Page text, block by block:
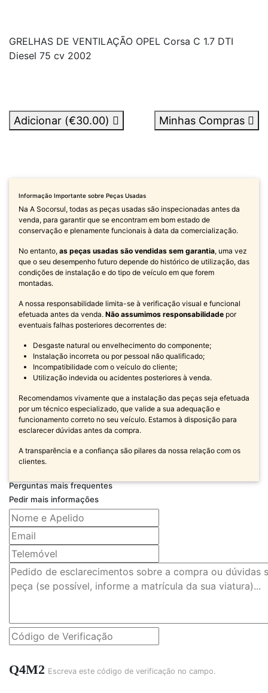
GRELHAS DE VENTILAÇÃO OPEL Corsa C 1.7 DTI
Diesel 75 cv 2002
Adicionar (€30.00) Minhas Compras
Informação Importante sobre Peças Usadas
Na A Socorsul, todas as peças usadas são inspecionadas antes da
venda, para garantir que se encontram em bom estado de
conservação e plenamente funcionais à data da comercialização.
No entanto, as peças usadas são vendidas sem garantia, uma vez
que o seu desempenho futuro depende do histórico de utilização, das
condições de instalação e do tipo de veículo em que forem
montadas.
A nossa responsabilidade limita-se à verificação visual e funcional
efetuada antes da venda. Não assumimos responsabilidade por
eventuais falhas posteriores decorrentes de:
Desgaste natural ou envelhecimento do componente;
Instalação incorreta ou por pessoal não qualificado;
Incompatibilidade com o veículo do cliente;
Utilização indevida ou acidentes posteriores à venda.
Recomendamos vivamente que a instalação das peças seja efetuada
por um técnico especializado, que valide a sua adequação e
funcionamento correto no seu veículo. Estamos à disposição para
esclarecer dúvidas antes da compra.
A transparência e a confiança são pilares da nossa relação com os
clientes.
Perguntas mais frequentes
Pedir mais informações
Q4M2 Escreva este código de verificação no campo.